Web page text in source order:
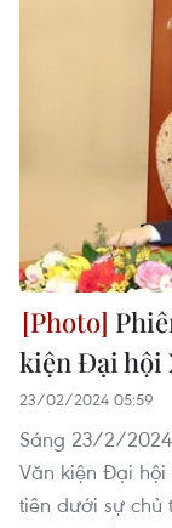
kiện Đại hội
23/02/2024 05:59
Sáng 23/2/
Văn kiện Đại
tiên dưới sự chủ